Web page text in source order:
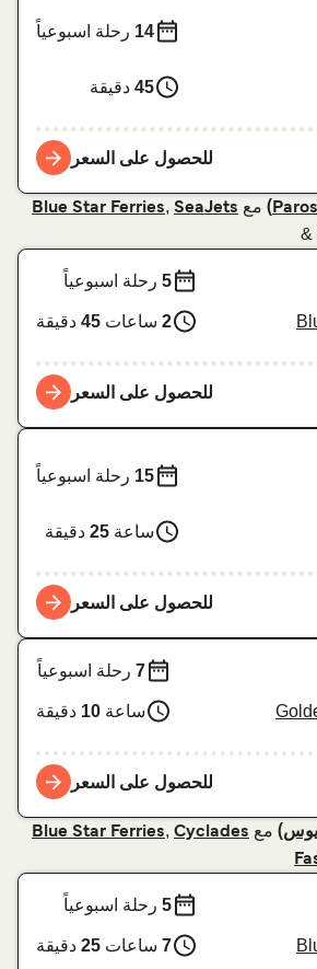
14رحلة اسبوعياً
45دقيقة
للحصول على السعر
مع Blue Star Ferries,SeaJets
5رحلة اسبوعياً
2 ساعات45دقيقة
للحصول على السعر
15رحلة اسبوعياً
ساعة25دقيقة
للحصول على السعر
7رحلة اسبوعياً
ساعة10دقيقة
للحصول على السعر
مع Blue Star Ferries,Cyclades
5رحلة اسبوعياً
7 ساعات25دقيقة